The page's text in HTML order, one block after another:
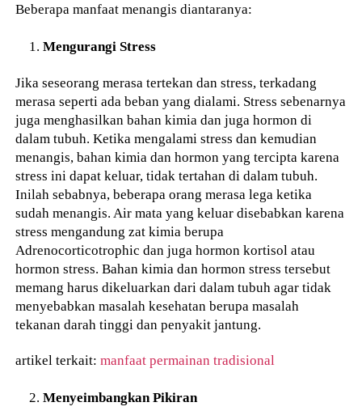
Beberapa manfaat menangis diantaranya:
Mengurangi Stress
Jika seseorang merasa tertekan dan stress, terkadang
merasa seperti ada beban yang dialami. Stress sebenarnya
juga menghasilkan bahan kimia dan juga hormon di
dalam tubuh. Ketika mengalami stress dan kemudian
menangis, bahan kimia dan hormon yang tercipta karena
stress ini dapat keluar, tidak tertahan di dalam tubuh.
Inilah sebabnya, beberapa orang merasa lega ketika
sudah menangis. Air mata yang keluar disebabkan karena
stress mengandung zat kimia berupa
Adrenocorticotrophic dan juga hormon kortisol atau
hormon stress. Bahan kimia dan hormon stress tersebut
memang harus dikeluarkan dari dalam tubuh agar tidak
menyebabkan masalah kesehatan berupa masalah
tekanan darah tinggi dan penyakit jantung.
artikel terkait:manfaat permainan tradisional
Menyeimbangkan Pikiran